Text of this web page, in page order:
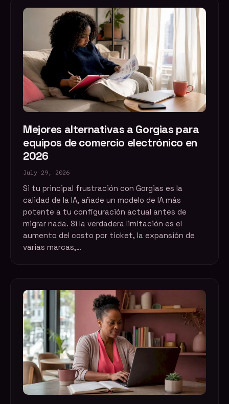
Mejores alternativas a Gorgias para
equipos de comercio electrónico en
2026
July 29, 2026
Si tu principal frustración con Gorgias es la
calidad de la IA, añade un modelo de IA más
potente a tu configuración actual antes de
migrar nada. Si la verdadera limitación es el
aumento del costo por ticket, la expansión de
varias marcas,…